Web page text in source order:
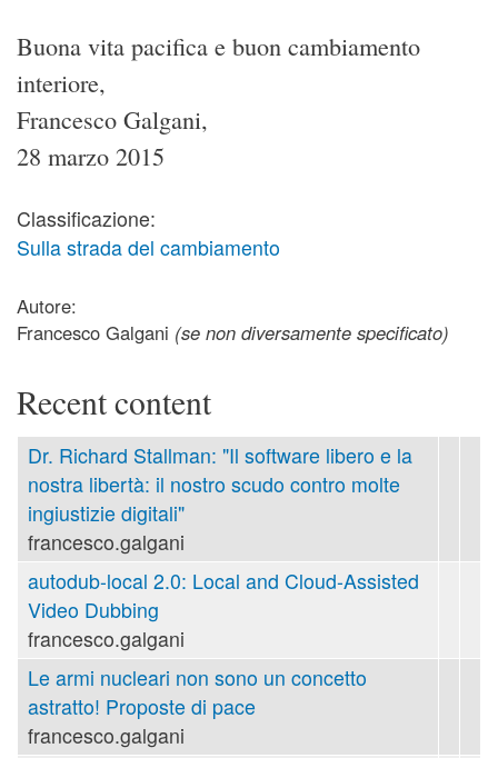
Buona vita pacifica e buon cambiamento
interiore,
Francesco Galgani,
28 marzo 2015
Classificazione:
Sulla strada del cambiamento
Autore:
Francesco Galgani (se non diversamente specificato)
Recent content
Dr. Richard Stallman: "Il software libero e la
nostra libertà: il nostro scudo contro molte
ingiustizie digitali"
francesco.galgani
autodub-local 2.0: Local and Cloud-Assisted
Video Dubbing
francesco.galgani
Le armi nucleari non sono un concetto
astratto! Proposte di pace
francesco.galgani